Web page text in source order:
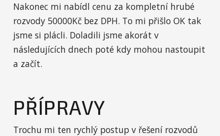
Nakonec mi nabídl cenu za kompletní hrubé
rozvody 50000Kč bez DPH. To mi přišlo OK tak
jsme si plácli. Doladili jsme akorát v
následujících dnech poté kdy mohou nastoupit
a začít.
PŘÍPRAVY
Trochu mi ten rychlý postup v řešení rozvodů